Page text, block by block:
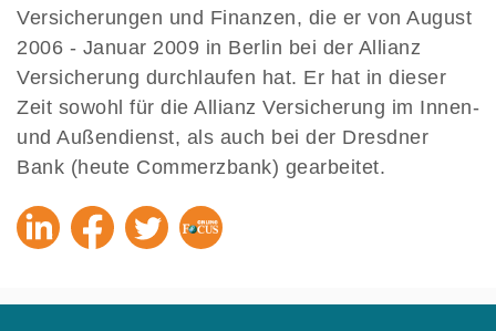
Versicherungen und Finanzen, die er von August
2006 - Januar 2009 in Berlin bei der Allianz
Versicherung durchlaufen hat. Er hat in dieser
Zeit sowohl für die Allianz Versicherung im Innen-
und Außendienst, als auch bei der Dresdner
Bank (heute Commerzbank) gearbeitet.